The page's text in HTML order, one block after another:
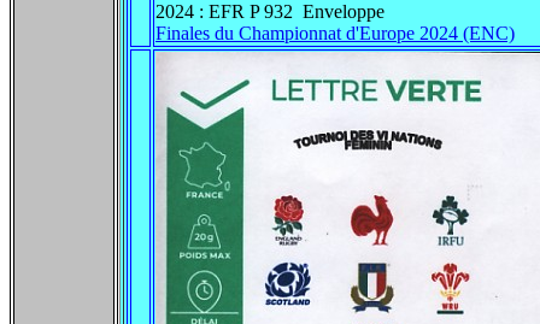
2024 : EFR P 932 Enveloppe
Finales du Championnat d'Europe 2024 (ENC)